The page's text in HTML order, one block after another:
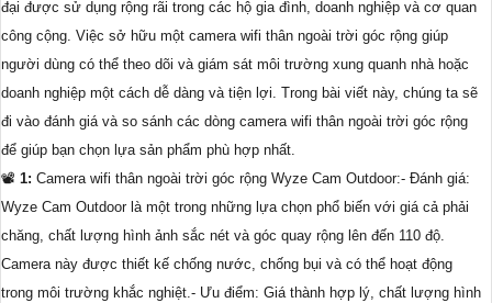
đại được sử dụng rộng rãi trong các hộ gia đình, doanh nghiệp và cơ quan
công cộng. Việc sở hữu một camera wifi thân ngoài trời góc rộng giúp
người dùng có thể theo dõi và giám sát môi trường xung quanh nhà hoặc
doanh nghiệp một cách dễ dàng và tiện lợi. Trong bài viết này, chúng ta sẽ
đi vào đánh giá và so sánh các dòng camera wifi thân ngoài trời góc rộng
để giúp bạn chọn lựa sản phẩm phù hợp nhất.
📽 1: Camera wifi thân ngoài trời góc rộng Wyze Cam Outdoor:- Đánh giá:
Wyze Cam Outdoor là một trong những lựa chọn phổ biến với giá cả phải
chăng, chất lượng hình ảnh sắc nét và góc quay rộng lên đến 110 độ.
Camera này được thiết kế chống nước, chống bụi và có thể hoạt động
trong môi trường khắc nghiệt.- Ưu điểm: Giá thành hợp lý, chất lượng hình